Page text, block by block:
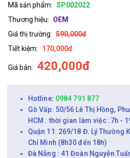
Mã sản phẩm: SP002022
Thương hiệu:
OEM
Giá thị trường: 590,000đ
Tiết kiệm:
170,000đ
Giá bán: 420,000đ
Hotline: 0984 791 877
Gò Vấp: 50/56 Lê Thị Hồng,
HCM : thời gian làm việc :7h -
Quận 11: 269/18 Đ. Lý Thường
Chí Minh (8h30 đến 18h)
Đà Nẵng : 41 Đoàn Nguyễn